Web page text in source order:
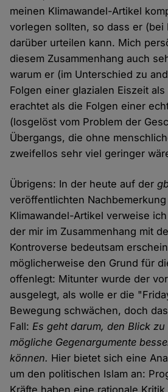
meinen Klimawandel-Artikel
vorlegen sollten, so dass er (bei
darüber urteilen kann. Mich
diesem Zusammenhang auch
warum er (im Unterschied zu
Folgen einer glazialen Eiszeit
erachtet als die Folgen einer
(losgelöst vom Problem der
Übergangs, die ohne
zweifellos sehr viel geringer
Übrigens: In der heute auf der
veröffentlichten
Klimawandel-Artikel verweise
der mir im Zusammenhang mit
Kontroverse bedeutsam
möglicherweise den Grund für
offenlegt: Mitunter wurde der
ausgelegt, als wolle er die
Bewegung schwächen, doch
Fall:Es geht darum, den Blick zu
mögliche Gegenargumente
können. Hier bietet sich eine
um den politischen Islam an: